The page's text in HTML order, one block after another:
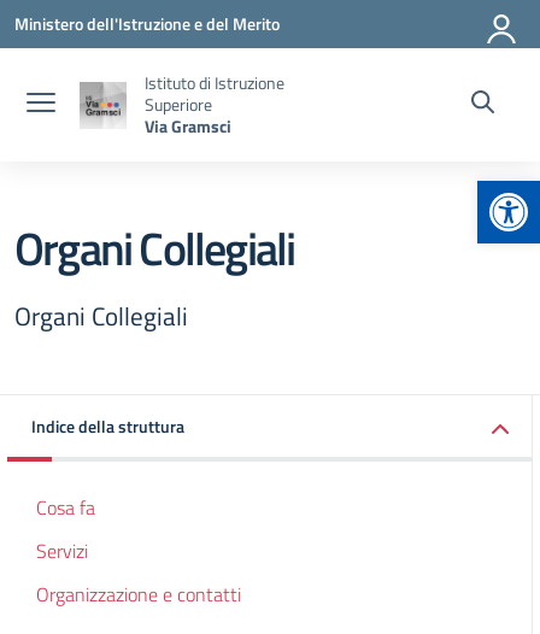
Vai ai contenuti
Vai al menu di navigazione
Vai al footer
Ministero dell'Istruzione e del Merito
Istituto di Istruzione
Superiore
Via Gramsci
Organi Collegiali
Organi Collegiali
Indice della struttura
Cosa fa
Servizi
Organizzazione e contatti